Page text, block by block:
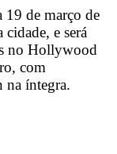
19 de março de
e será
no Hollywood
com
na íntegra.